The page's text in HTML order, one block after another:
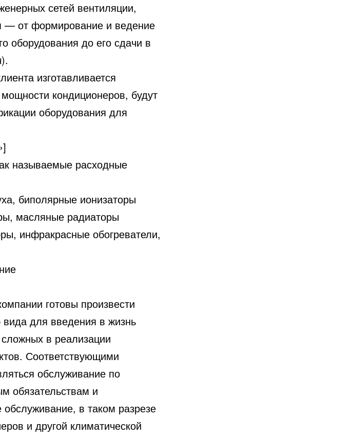
сетей вентиляции,
— от формирование и ведение
оборудования до его сдачи в
изготавливается
кондиционеров, будут
оборудования для
называемые расходные
биполярные ионизаторы
масляные радиаторы
инфракрасные обогреватели,
готовы произвести
для введения в жизнь
в реализации
Соответствующими
обслуживание по
обязательствам и
обслуживание, в таком разрезе
и другой климатической